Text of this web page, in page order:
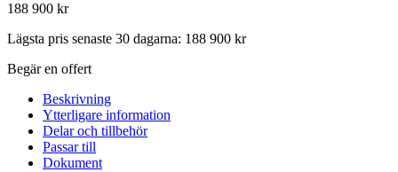
188 900 kr
Lägsta pris senaste 30 dagarna: 188 900 kr
Begär en offert
Beskrivning
Ytterligare information
Delar och tillbehör
Passar till
Dokument